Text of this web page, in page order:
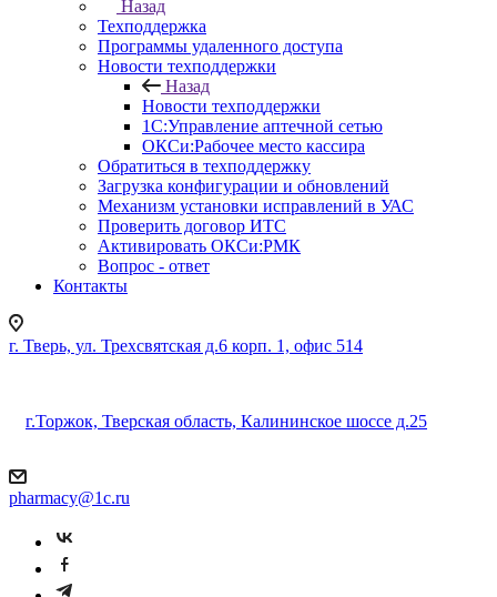
Назад
Техподдержка
Программы удаленного доступа
Новости техподдержки
Назад
Новости техподдержки
1С:Управление аптечной сетью
ОКСи:Рабочее место кассира
Обратиться в техподдержку
Загрузка конфигурации и обновлений
Механизм установки исправлений в УАС
Проверить договор ИТС
Активировать ОКСи:РМК
Вопрос - ответ
Контакты
г. Тверь, ул. Трехсвятская д.6 корп. 1, офис 514
г.Торжок, Тверская область, Калининское шоссе д.25
pharmacy@1c.ru